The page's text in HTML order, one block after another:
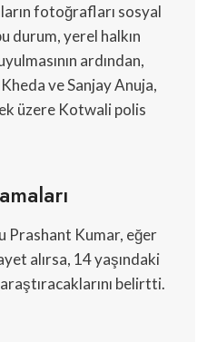
fotoğrafları sosyal
durum, yerel halkın
ardından,
ve Sanjay Anuja,
üzere Kotwali polis
Prashant Kumar, eğer
alırsa, 14 yaşındaki
belirtti.